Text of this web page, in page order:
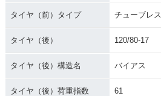
タイヤ（前）タイプ チューブレス
タイヤ（後） 120/80-17
タイヤ（後）構造名 バイアス
タイヤ（後）荷重指数 61